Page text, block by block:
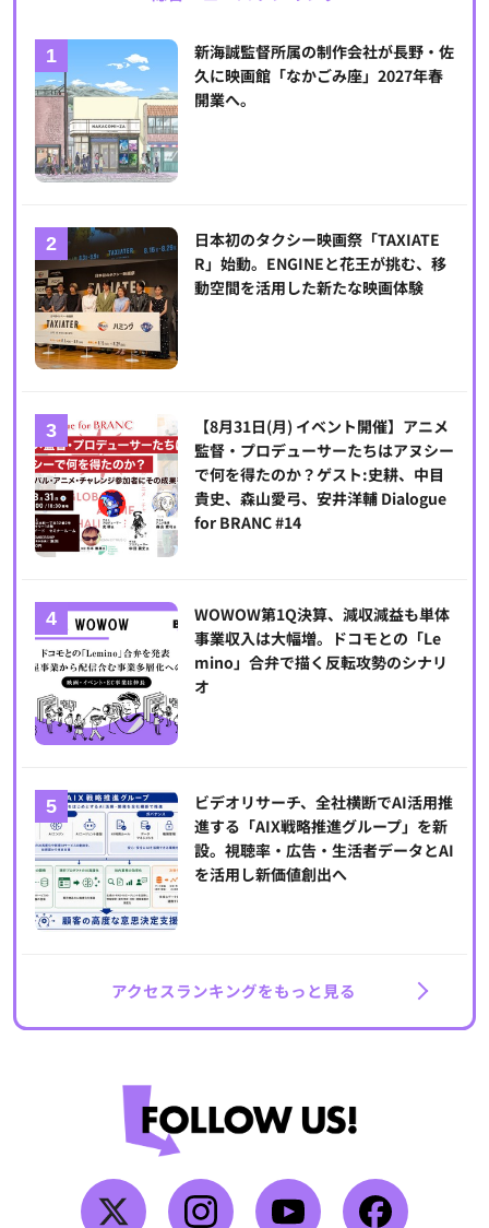
新海誠監督所属の制作会社が長野・佐
久に映画館「なかごみ座」2027年春
開業へ。
日本初のタクシー映画祭「TAXIATE
R」始動。ENGINEと花王が挑む、移
動空間を活用した新たな映画体験
【8月31日(月) イベント開催】アニメ
監督・プロデューサーたちはアヌシー
で何を得たのか？ゲスト:史耕、中目
貴史、森山愛弓、安井洋輔 Dialogue
for BRANC #14
WOWOW第1Q決算、減収減益も単体
事業収入は大幅増。ドコモとの「Le
mino」合弁で描く反転攻勢のシナリ
オ
ビデオリサーチ、全社横断でAI活用推
進する「AIX戦略推進グループ」を新
設。視聴率・広告・生活者データとAI
を活用し新価値創出へ
アクセスランキングをもっと見る